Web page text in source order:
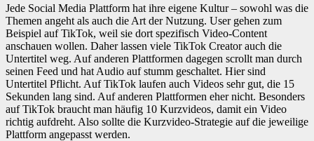
Jede Social Media Plattform hat ihre eigene Kultur – sowohl was die
Themen angeht als auch die Art der Nutzung. User gehen zum
Beispiel auf TikTok, weil sie dort spezifisch Video-Content
anschauen wollen. Daher lassen viele TikTok Creator auch die
Untertitel weg. Auf anderen Plattformen dagegen scrollt man durch
seinen Feed und hat Audio auf stumm geschaltet. Hier sind
Untertitel Pflicht. Auf TikTok laufen auch Videos sehr gut, die 15
Sekunden lang sind. Auf anderen Plattformen eher nicht. Besonders
auf TikTok braucht man häufig 10 Kurzvideos, damit ein Video
richtig aufdreht. Also sollte die Kurzvideo-Strategie auf die jeweilige
Plattform angepasst werden.